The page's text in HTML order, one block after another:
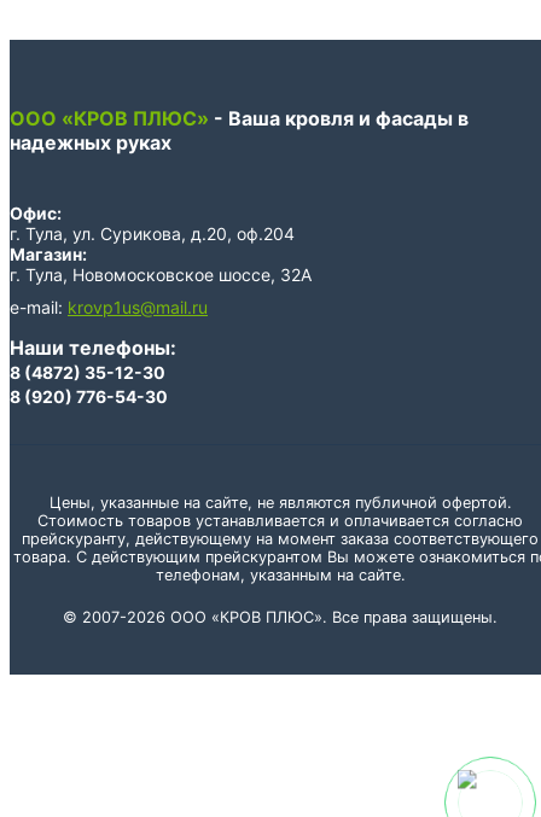
ООО «КРОВ ПЛЮС» - Ваша кровля и фасады в
надежных руках
Офис:
г. Тула, ул. Сурикова, д.20, оф.204
Магазин:
г. Тула, Новомосковское шоссе, 32А
e-mail: krovp1us@mail.ru
Наши телефоны:
8 (4872) 35-12-30
8 (920) 776-54-30
Цены, указанные на сайте, не являются публичной офертой.
Стоимость товаров устанавливается и оплачивается согласно
прейскуранту, действующему на момент заказа соответствующего
товара. С действующим прейскурантом Вы можете ознакомиться
телефонам, указанным на сайте.
© 2007-2026 ООО «КРОВ ПЛЮС». Все права защищены.